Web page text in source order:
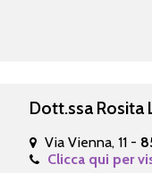
Dott.ssa Rosita
Via Vienna, 11 -
Clicca qui per